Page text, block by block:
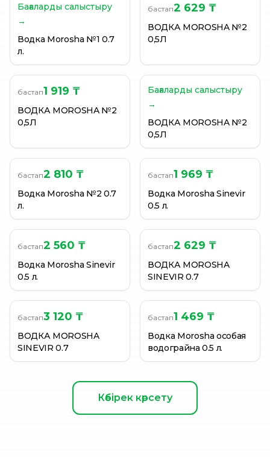
Бағаларды салыстыру
→
Водка Morosha №1 0.7
л.
бастап2 629 ₸
ВОДКА MOROSHA №2
0,5Л
бастап1 919 ₸
ВОДКА MOROSHA №2
0,5Л
Бағаларды салыстыру
→
ВОДКА MOROSHA №2
0,5Л
бастап2 810 ₸
Водка Morosha №2 0.7
л.
бастап1 969 ₸
Водка Morosha Sinevir
0.5 л.
бастап2 560 ₸
Водка Morosha Sinevir
0.5 л.
бастап2 629 ₸
ВОДКА MOROSHA
SINEVIR 0.7
бастап3 120 ₸
ВОДКА MOROSHA
SINEVIR 0.7
бастап1 469 ₸
Водка Morosha особая
водограйна 0.5 л.
Көбірек көрсету